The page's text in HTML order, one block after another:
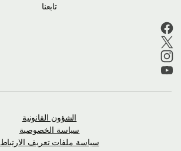
تابعنا
الشؤون القانونية
سياسة الخصوصية
سياسة ملفات تعريف الارتباط